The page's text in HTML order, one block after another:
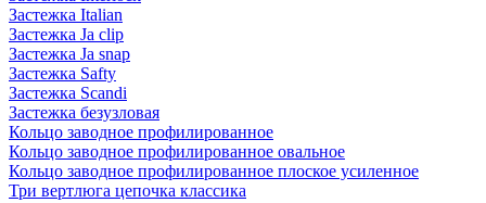
Застежка Italian
Застежка Ja clip
Застежка Ja snap
Застежка Safty
Застежка Scandi
Застежка безузловая
Кольцо заводное профилированное
Кольцо заводное профилированное овальное
Кольцо заводное профилированное плоское усиленное
Три вертлюга цепочка классика